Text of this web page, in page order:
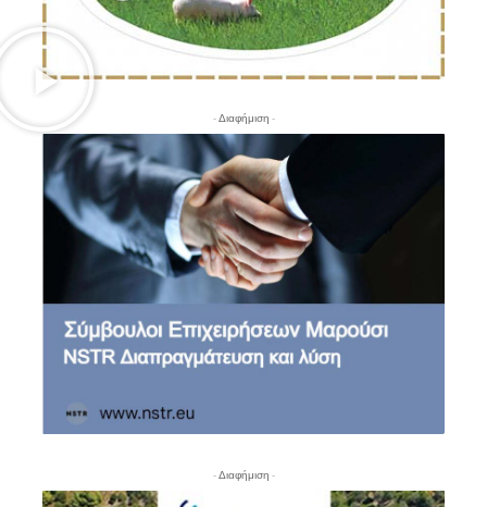
- Διαφήμιση -
- Διαφήμιση -